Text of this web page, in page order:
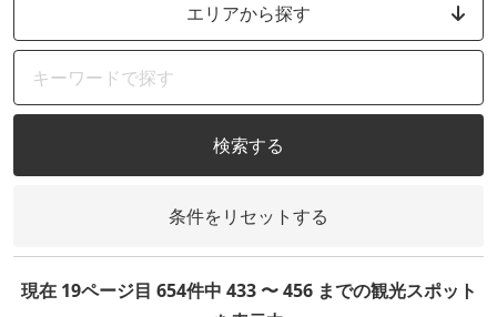
エリアから探す
検索する
条件をリセットする
現在 19ページ目 654件中 433 〜 456 までの観光スポット